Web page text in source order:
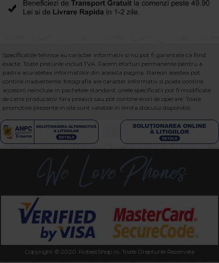
Specificatiile tehnice au caracter informativ si nu pot fi garantate ca fiind
exacte. Toate preturile includ TVA. Facem eforturi permanente pentru a
pastra acuratetea informatiilor din aceasta pagina. Rareori acestea pot
contine inadvertente: fotografia are caracter informativ si poate contine
accesorii neincluse in pachetele standard, unele specificatii pot fi modificate
de catre producator fara preaviz sau pot contine erori de operare. Toate
promotiile prezente in site sunt valabile in limita stocului disponibil.
Copyright © 2020. RobestShop.ro. Toate Drepturile Rezervate